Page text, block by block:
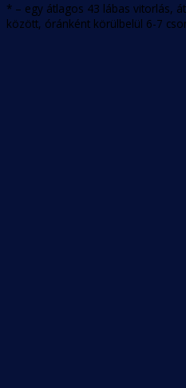
* – egy átlagos 43 lábas vitorlás,
között, óránként körülbelül 6-7